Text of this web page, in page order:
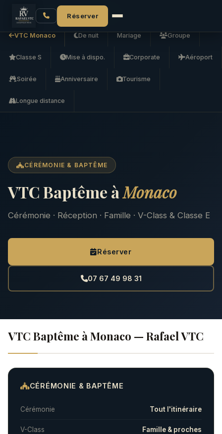
Réserver
Accueil VTC Monaco
VTC Monaco De nuit Mariage Groupe
Classe S Mise à dispo. Corporate Aéroport
Soirée Anniversaire Tourisme
Longue distance
CÉRÉMONIE & BAPTÊME
VTC Baptême àMonaco
Cérémonie · Réception · Famille · V-Class & Classe E
Réserver
07 67 49 98 31
VTC Baptême à Monaco — Rafael VTC
CÉRÉMONIE & BAPTÊME
Cérémonie Tout l'itinéraire
V-Class Famille & proches